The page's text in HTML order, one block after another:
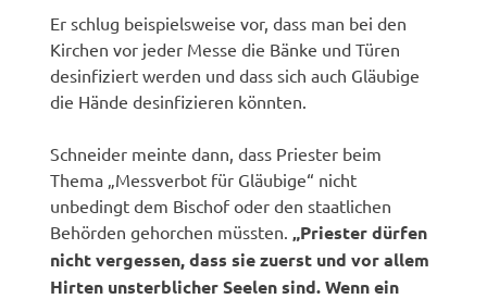
Er schlug beispielsweise vor, dass man bei den
Kirchen vor jeder Messe die Bänke und Türen
desinfiziert werden und dass sich auch Gläubige
die Hände desinfizieren könnten.
Schneider meinte dann, dass Priester beim
Thema „Messverbot für Gläubige“ nicht
unbedingt dem Bischof oder den staatlichen
Behörden gehorchen müssten. „Priester dürfen
nicht vergessen, dass sie zuerst und vor allem
Hirten unsterblicher Seelen sind. Wenn ein